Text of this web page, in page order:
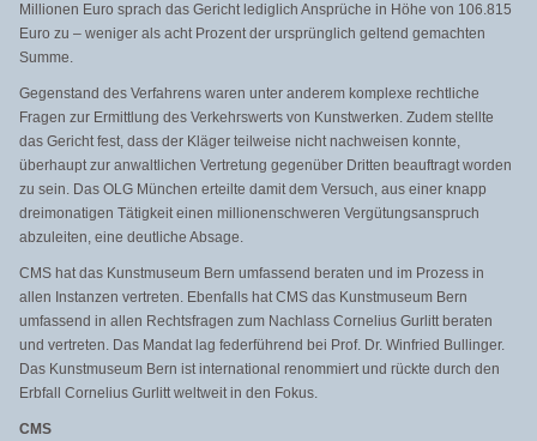
Millionen Euro sprach das Gericht lediglich Ansprüche in Höhe von 106.815
Euro zu – weniger als acht Prozent der ursprünglich geltend gemachten
Summe.
Gegenstand des Verfahrens waren unter anderem komplexe rechtliche
Fragen zur Ermittlung des Verkehrswerts von Kunstwerken. Zudem stellte
das Gericht fest, dass der Kläger teilweise nicht nachweisen konnte,
überhaupt zur anwaltlichen Vertretung gegenüber Dritten beauftragt worden
zu sein. Das OLG München erteilte damit dem Versuch, aus einer knapp
dreimonatigen Tätigkeit einen millionenschweren Vergütungsanspruch
abzuleiten, eine deutliche Absage.
CMS hat das Kunstmuseum Bern umfassend beraten und im Prozess in
allen Instanzen vertreten. Ebenfalls hat CMS das Kunstmuseum Bern
umfassend in allen Rechtsfragen zum Nachlass Cornelius Gurlitt beraten
und vertreten. Das Mandat lag federführend bei Prof. Dr. Winfried Bullinger.
Das Kunstmuseum Bern ist international renommiert und rückte durch den
Erbfall Cornelius Gurlitt weltweit in den Fokus.
CMS